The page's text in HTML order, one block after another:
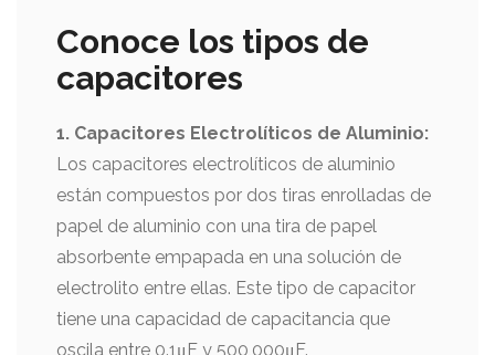
Conoce los tipos de
capacitores
1. Capacitores Electrolíticos de Aluminio:
Los capacitores electrolíticos de aluminio
están compuestos por dos tiras enrolladas de
papel de aluminio con una tira de papel
absorbente empapada en una solución de
electrolito entre ellas. Este tipo de capacitor
tiene una capacidad de capacitancia que
oscila entre 0.1μF y 500,000μF.